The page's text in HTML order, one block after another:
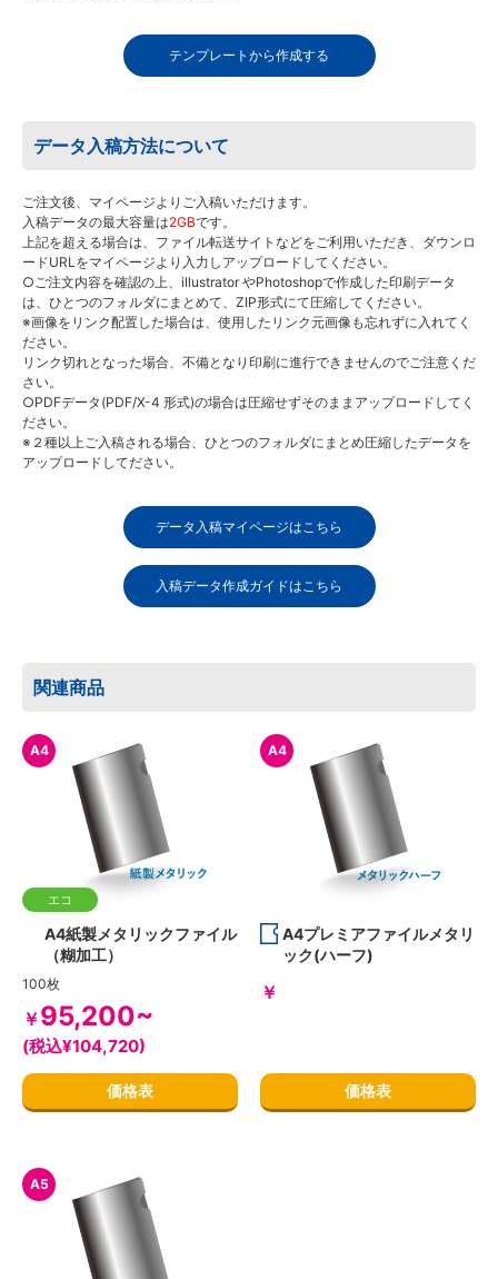
テンプレートから作成する
データ入稿方法について
ご注文後、マイページよりご入稿いただけます。
入稿データの最大容量は2GBです。
上記を超える場合は、ファイル転送サイトなどをご利用いただき、ダウンロ
ードURLをマイページより入力しアップロードしてください。
○ご注文内容を確認の上、illustrator やPhotoshopで作成した印刷データ
は、ひとつのフォルダにまとめて、ZIP形式にて圧縮してください。
※画像をリンク配置した場合は、使用したリンク元画像も忘れずに入れてく
ださい。
リンク切れとなった場合、不備となり印刷に進行できませんのでご注意くだ
さい。
○PDFデータ(PDF/X-4 形式)の場合は圧縮せずそのままアップロードしてく
ださい。
※２種以上ご入稿される場合、ひとつのフォルダにまとめ圧縮したデータを
アップロードしてださい。
データ入稿マイページはこちら
入稿データ作成ガイドはこちら
関連商品
A4
エコ
A4紙製メタリックファイル
（糊加工）
100枚
￥95,200~
(税込¥104,720)
価格表
A4
A4プレミアファイルメタリ
ック(ハーフ)
￥
価格表
A5